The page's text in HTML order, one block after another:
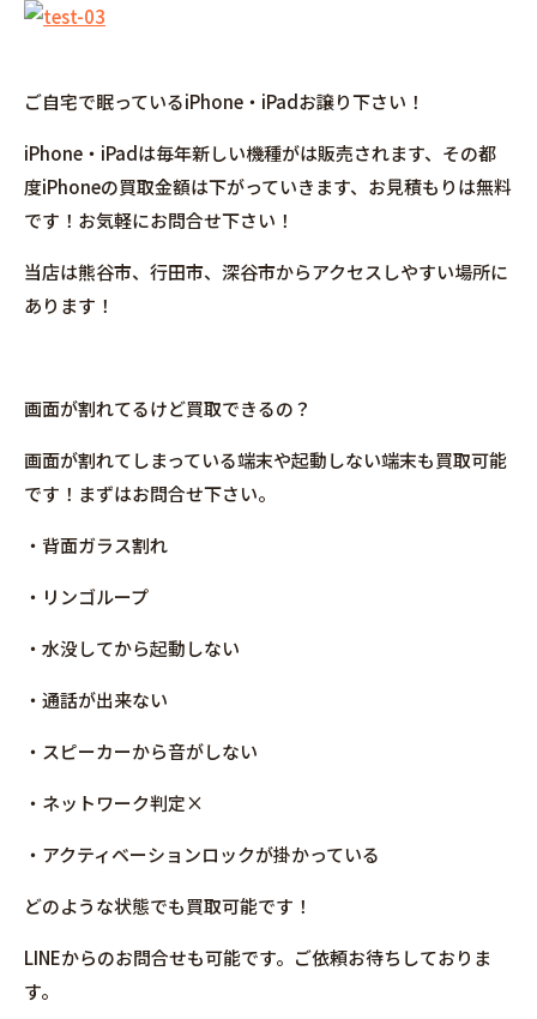
ご自宅で眠っているiPhone・iPadお譲り下さい！
iPhone・iPadは毎年新しい機種がは販売されます、その都
度iPhoneの買取金額は下がっていきます、お見積もりは無料
です！お気軽にお問合せ下さい！
当店は熊谷市、行田市、深谷市からアクセスしやすい場所に
あります！
画面が割れてるけど買取できるの？
画面が割れてしまっている端末や起動しない端末も買取可能
です！まずはお問合せ下さい。
・背面ガラス割れ
・リンゴループ
・水没してから起動しない
・通話が出来ない
・スピーカーから音がしない
・ネットワーク判定×
・アクティベーションロックが掛かっている
どのような状態でも買取可能です！
LINEからのお問合せも可能です。ご依頼お待ちしておりま
す。